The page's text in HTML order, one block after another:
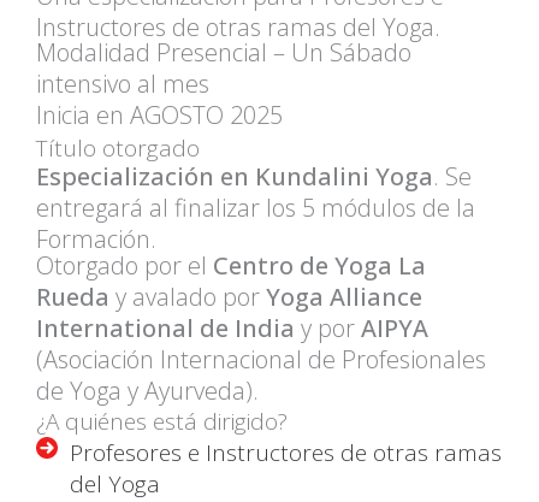
Instructores de otras ramas del Yoga.
Modalidad Presencial – Un Sábado
intensivo al mes
Inicia en AGOSTO 2025
Título otorgado
Especialización en Kundalini Yoga. Se
entregará al finalizar los 5 módulos de la
Formación.
Otorgado por el Centro de Yoga La
Rueda y avalado porYoga Alliance
International de India y porAIPYA
(Asociación Internacional de Profesionales
de Yoga y Ayurveda).
¿A quiénes está dirigido?
Profesores e Instructores de otras ramas
del Yoga